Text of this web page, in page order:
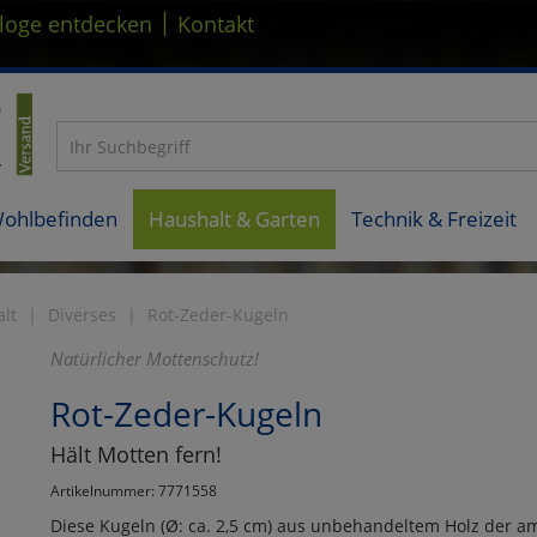
entdecken | Kontakt
Haushalt & Garten Technik & Freizeit
Diverses Rot-Zeder-Kugeln
Natürlicher Mottenschutz!
Rot-Zeder-Kugeln
Hält Motten fern!
Artikelnummer: 7771558
Diese Kugeln (Ø: ca. 2,5 cm) aus unbehandeltem Holz der